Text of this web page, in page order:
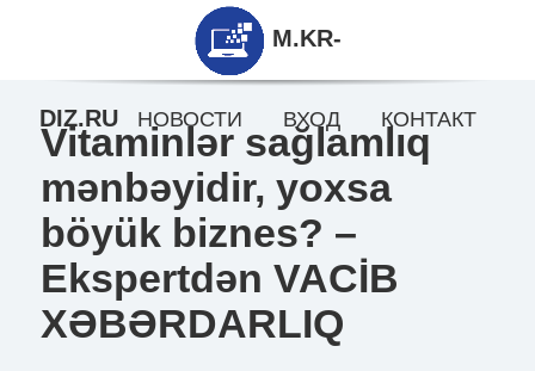
Vitaminlər sağlamlıq
mənbəyidir, yoxsa
böyük biznes? –
Ekspertdən VACİB
XƏBƏRDARLIQ
M.KR-
DIZ.RU НОВОСТИ ВХОД КОНТАКТ